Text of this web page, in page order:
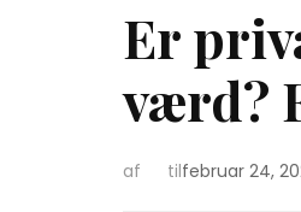
Er
værd?
af tilfebruar 24,